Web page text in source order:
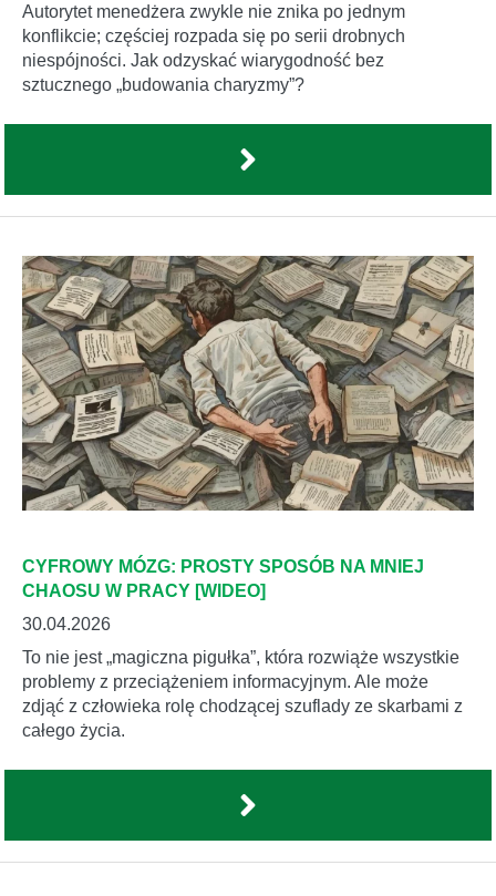
Autorytet menedżera zwykle nie znika po jednym
konflikcie; częściej rozpada się po serii drobnych
niespójności. Jak odzyskać wiarygodność bez
sztucznego „budowania charyzmy”?
CYFROWY MÓZG: PROSTY SPOSÓB NA MNIEJ
CHAOSU W PRACY [WIDEO]
30.04.2026
To nie jest „magiczna pigułka”, która rozwiąże wszystkie
problemy z przeciążeniem informacyjnym. Ale może
zdjąć z człowieka rolę chodzącej szuflady ze skarbami z
całego życia.